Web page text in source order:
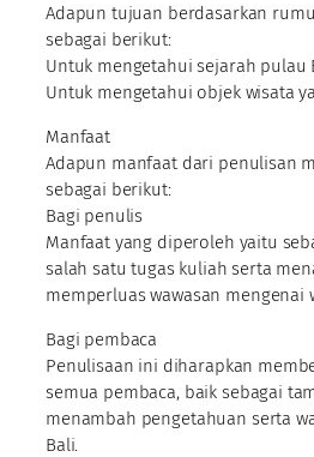
Adapun tujuan berdasarkan
sebagai berikut:
Untuk mengetahui sejarah pulau
Untuk mengetahui objek wisata
Manfaat
Adapun manfaat dari penulisan
sebagai berikut:
Bagi penulis
Manfaat yang diperoleh yaitu
salah satu tugas kuliah serta
memperluas wawasan mengenai
Bagi pembaca
Penulisaan ini diharapkan
semua pembaca, baik sebagai
menambah pengetahuan serta
Bali.